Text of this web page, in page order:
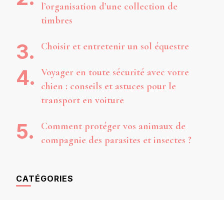
l’organisation d’une collection de
timbres
Choisir et entretenir un sol équestre
Voyager en toute sécurité avec votre
chien : conseils et astuces pour le
transport en voiture
Comment protéger vos animaux de
compagnie des parasites et insectes ?
CATÉGORIES